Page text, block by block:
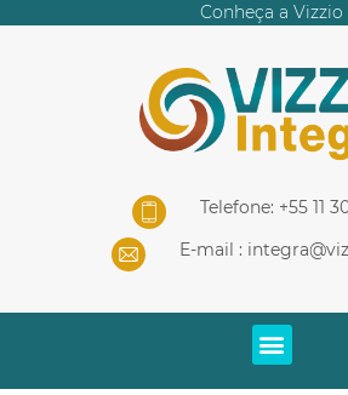
Conheça a Vizzio
Telefone: +55 11
E-mail :